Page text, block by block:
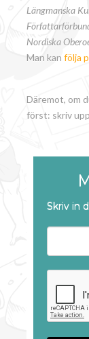
Längmanska
Nordiska
Man kanfölja
Däremot, om
först: skriv
Skriv in